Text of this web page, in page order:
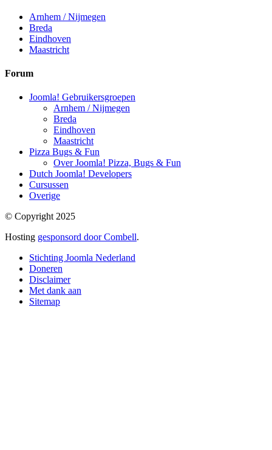
Arnhem / Nijmegen
Breda
Eindhoven
Maastricht
Forum
Joomla! Gebruikersgroepen
Arnhem / Nijmegen
Breda
Eindhoven
Maastricht
Pizza Bugs & Fun
Over Joomla! Pizza, Bugs & Fun
Dutch Joomla! Developers
Cursussen
Overige
© Copyright 2025
Hosting gesponsord door Combell.
Stichting Joomla Nederland
Doneren
Disclaimer
Met dank aan
Sitemap